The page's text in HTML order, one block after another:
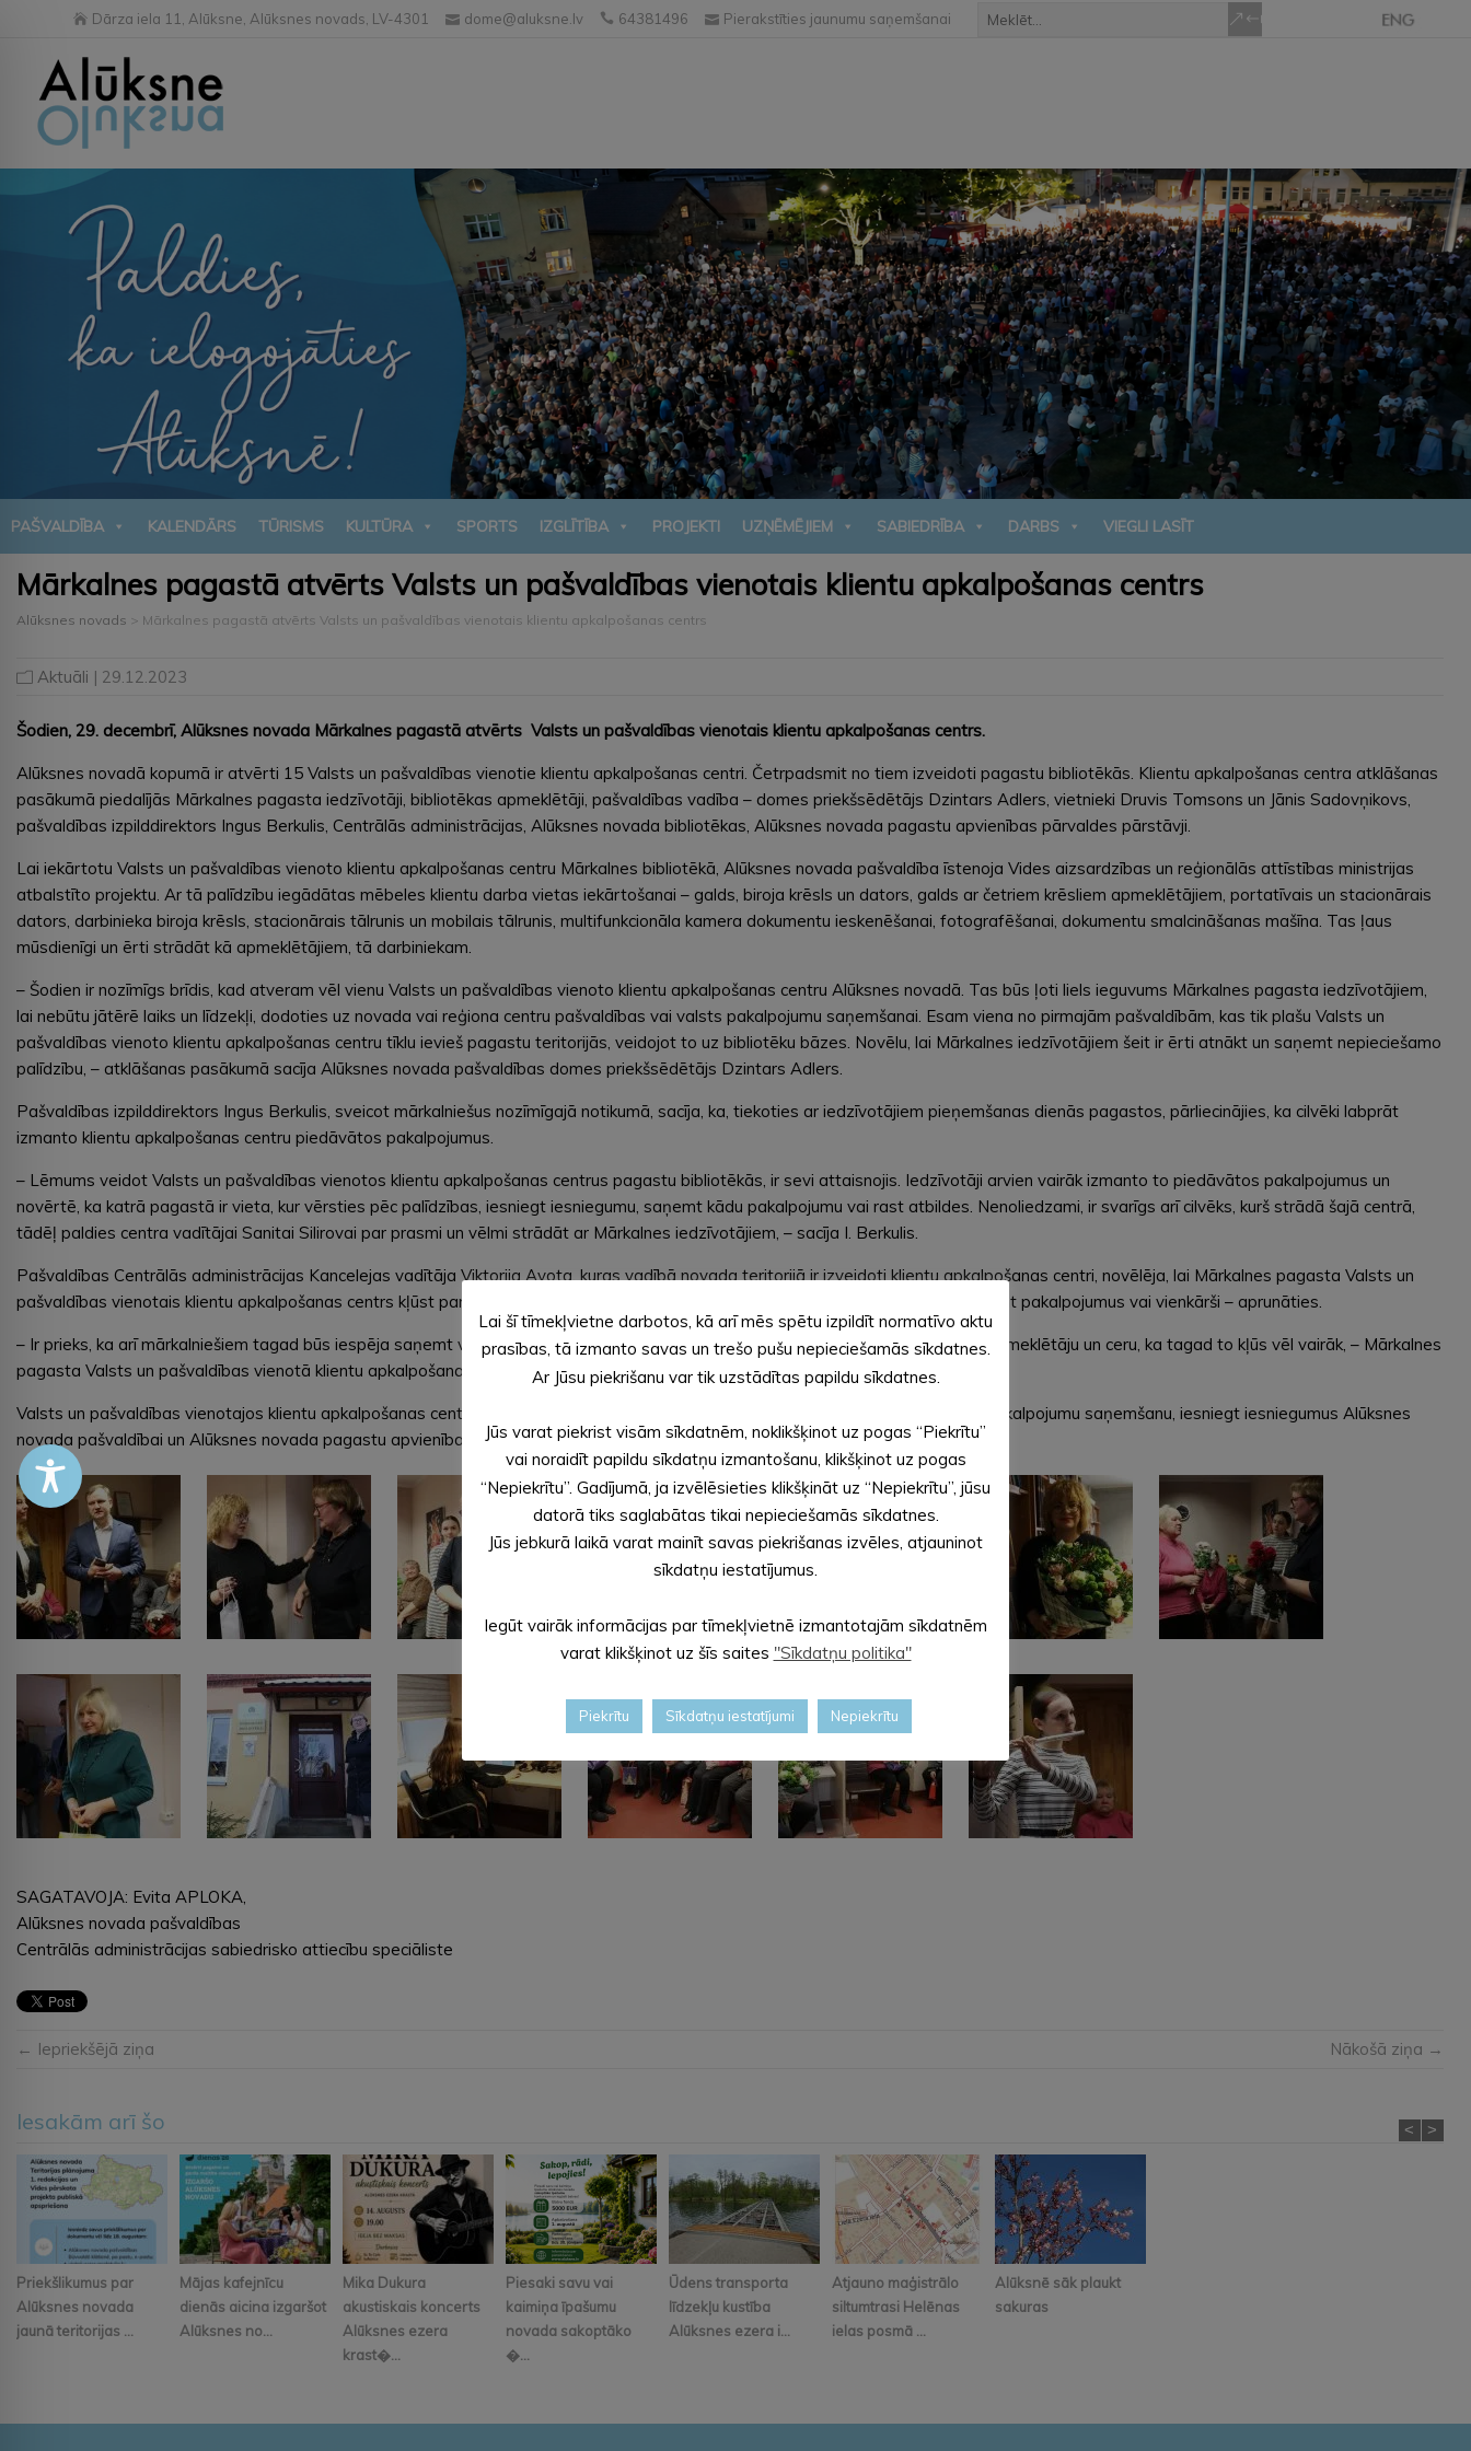
Dārza iela 11, Alūksne, Alūksnes novads, LV-4301 dome@aluksne.lv 64381496 Pierakstīties jaunumu saņemšanai
PAŠVALDĪBA KALENDĀRS TŪRISMS KULTŪRA SPORTS IZGLĪTĪBA PROJEKTI UZŅĒMĒJIEM SABIEDRĪBA DARBS VIEGLI LASĪT
Mārkalnes pagastā atvērts Valsts un pašvaldības vienotais klientu apkalpošanas centrs
Alūksnes novads > Mārkalnes pagastā atvērts Valsts un pašvaldības vienotais klientu apkalpošanas centrs
Aktuāli | 29.12.2023
Šodien, 29. decembrī, Alūksnes novada Mārkalnes pagastā atvērts Valsts un pašvaldības vienotais klientu apkalpošanas centrs.
Alūksnes novadā kopumā ir atvērti 15 Valsts un pašvaldības vienotie klientu apkalpošanas centri. Četrpadsmit no tiem izveidoti pagastu bibliotēkās. Klientu apkalpošanas centra atklāšanas
pasākumā piedalījās Mārkalnes pagasta iedzīvotāji, bibliotēkas apmeklētāji, pašvaldības vadība – domes priekšsēdētājs Dzintars Adlers, vietnieki Druvis Tomsons un Jānis Sadovņikovs,
pašvaldības izpilddirektors Ingus Berkulis, Centrālās administrācijas, Alūksnes novada bibliotēkas, Alūksnes novada pagastu apvienības pārvaldes pārstāvji.
Lai iekārtotu Valsts un pašvaldības vienoto klientu apkalpošanas centru Mārkalnes bibliotēkā, Alūksnes novada pašvaldība īstenoja Vides aizsardzības un reģionālās attīstības ministrijas
atbalstīto projektu. Ar tā palīdzību iegādātas mēbeles klientu darba vietas iekārtošanai – galds, biroja krēsls un dators, galds ar četriem krēsliem apmeklētājiem, portatīvais un stacionārais
dators, darbinieka biroja krēsls, stacionārais tālrunis un mobilais tālrunis, multifunkcionāla kamera dokumentu ieskenēšanai, fotografēšanai, dokumentu smalcināšanas mašīna. Tas ļaus
mūsdienīgi un ērti strādāt kā apmeklētājiem, tā darbiniekam.
– Šodien ir nozīmīgs brīdis, kad atveram vēl vienu Valsts un pašvaldības vienoto klientu apkalpošanas centru Alūksnes novadā. Tas būs ļoti liels ieguvums Mārkalnes pagasta iedzīvotājiem,
lai nebūtu jātērē laiks un līdzekļi, dodoties uz novada vai reģiona centru pašvaldības vai valsts pakalpojumu saņemšanai. Esam viena no pirmajām pašvaldībām, kas tik plašu Valsts un
pašvaldības vienoto klientu apkalpošanas centru tīklu ievieš pagastu teritorijās, veidojot to uz bibliotēku bāzes. Novēlu, lai Mārkalnes iedzīvotājiem šeit ir ērti atnākt un saņemt nepieciešamo
palīdzību, – atklāšanas pasākumā sacīja Alūksnes novada pašvaldības domes priekšsēdētājs Dzintars Adlers.
Pašvaldības izpilddirektors Ingus Berkulis, sveicot mārkalniešus nozīmīgajā notikumā, sacīja, ka, tiekoties ar iedzīvotājiem pieņemšanas dienās pagastos, pārliecinājies, ka cilvēki labprāt
izmanto klientu apkalpošanas centru piedāvātos pakalpojumus.
– Lēmums veidot Valsts un pašvaldības vienotos klientu apkalpošanas centrus pagastu bibliotēkās, ir sevi attaisnojis. Iedzīvotāji arvien vairāk izmanto to piedāvātos pakalpojumus un
novērtē, ka katrā pagastā ir vieta, kur vērsties pēc palīdzības, iesniegt iesniegumu, saņemt kādu pakalpojumu vai rast atbildes. Nenoliedzami, ir svarīgs arī cilvēks, kurš strādā šajā centrā,
tādēļ paldies centra vadītājai Sanitai Silirovai par prasmi un vēlmi strādāt ar Mārkalnes iedzīvotājiem, – sacīja I. Berkulis.
Pašvaldības Centrālās administrācijas Kancelejas vadītāja Viktorija Avota, kuras vadībā novada teritorijā ir izveidoti klientu apkalpošanas centri, novēlēja, lai Mārkalnes pagasta Valsts un
pašvaldības vienotais klientu apkalpošanas centrs kļūst par īstu pagasta sabiedrības centru, kur ikviens var iegūt informāciju, saņemt pakalpojumus vai vienkārši – aprunāties.
– Ir prieks, ka arī mārkalniešiem tagad būs iespēja saņemt valsts iestāžu pakalpojumus uz vietas. Priecājos par katru bibliotēkas apmeklētāju un ceru, ka tagad to kļūs vēl vairāk, – Mārkalnes
pagasta Valsts un pašvaldības vienotā klientu apkalpošanas centra atklāšanā sacīja tā vadītāja S. Silirova.
Valsts un pašvaldības vienotajos klientu apkalpošanas centros iedzīvotājiem ir iespēja uzzināt par pašvaldības un valsts iestāžu pakalpojumu saņemšanu, iesniegt iesniegumus Alūksnes
novada pašvaldībai un Alūksnes novada pagastu apvienības pārvaldei.
SAGATAVOJA: Evita APLOKA,
Alūksnes novada pašvaldības
Centrālās administrācijas sabiedrisko attiecību speciāliste
← Iepriekšējā ziņa Nākošā ziņa →
Iesakām arī šo
Priekšlikumus par
Alūksnes novada
jaunā teritorijas ...
Mājas kafejnīcu
dienās aicina izgaršot
Alūksnes no...
Mika Dukura
akustiskais koncerts
Alūksnes ezera
krast�...
Piesaki savu vai
kaimiņa īpašumu
novada sakoptāko
�...
Ūdens transporta
līdzekļu kustība
Alūksnes ezera i...
Atjauno maģistrālo
siltumtrasi Helēnas
ielas posmā ...
Alūksnē sāk plaukt
sakuras
< >
Lai šī tīmekļvietne darbotos, kā arī mēs spētu izpildīt normatīvo aktu
prasības, tā izmanto savas un trešo pušu nepieciešamās sīkdatnes.
Ar Jūsu piekrišanu var tik uzstādītas papildu sīkdatnes.
Jūs varat piekrist visām sīkdatnēm, noklikšķinot uz pogas “Piekrītu”
vai noraidīt papildu sīkdatņu izmantošanu, klikšķinot uz pogas
“Nepiekrītu”. Gadījumā, ja izvēlēsieties klikšķināt uz “Nepiekrītu”, jūsu
datorā tiks saglabātas tikai nepieciešamās sīkdatnes.
Jūs jebkurā laikā varat mainīt savas piekrišanas izvēles, atjauninot
sīkdatņu iestatījumus.
Iegūt vairāk informācijas par tīmekļvietnē izmantotajām sīkdatnēm
varat klikšķinot uz šīs saites "Sīkdatņu politika"
Piekrītu Sīkdatņu iestatījumi Nepiekrītu